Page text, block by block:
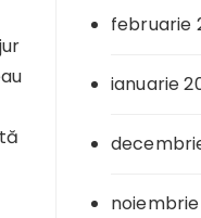
februarie
ianuarie
noiembrie